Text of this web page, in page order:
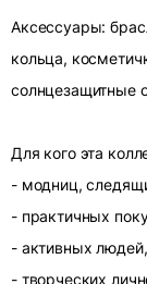
Аксессуары:
кольца,
солнцезащитные
Для кого эта
- модниц,
- практичных
- активных
- творческих